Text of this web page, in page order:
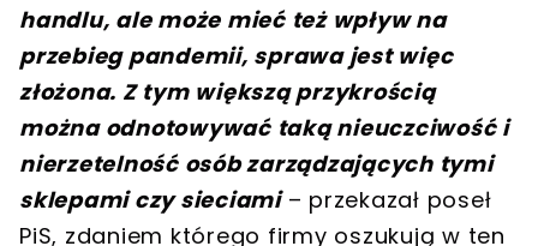
handlu, ale może mieć też wpływ na
przebieg pandemii, sprawa jest więc
złożona. Z tym większą przykrością
można odnotowywać taką nieuczciwość i
nierzetelność osób zarządzających tymi
sklepami czy sieciami– przekazał poseł
PiS, zdaniem którego firmy oszukują w ten